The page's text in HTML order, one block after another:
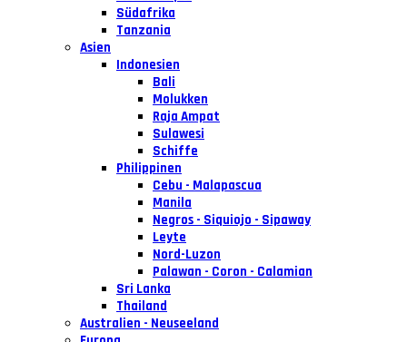
Südafrika
Tanzania
Asien
Indonesien
Bali
Molukken
Raja Ampat
Sulawesi
Schiffe
Philippinen
Cebu - Malapascua
Manila
Negros - Siquiojo - Sipaway
Leyte
Nord-Luzon
Palawan - Coron - Calamian
Sri Lanka
Thailand
Australien - Neuseeland